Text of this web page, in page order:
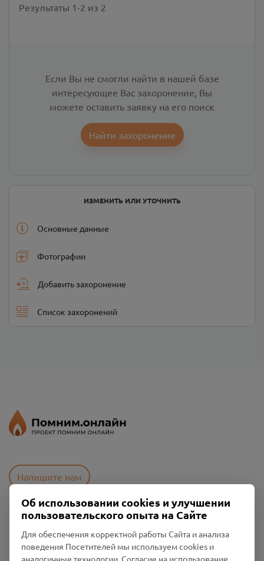
Результаты 1-2 из 2
Если Вы не смогли найти в нашей базе
интересующее Вас захоронение, Вы
можете оставить заявку на его поиск
Найти захоронение
ИЗМЕНИТЬ ИЛИ УТОЧНИТЬ
Основные данные
Фотографии
Добавить захоронение
Список захоронений
Напишите нам
Пользовательское соглашение
Политика конфиденциальности
Промо-материалы
Об использовании cookies и улучшении
пользовательского опыта на Сайте
Для обеспечения корректной работы Сайта и анализа
поведения Посетителей мы используем cookies и